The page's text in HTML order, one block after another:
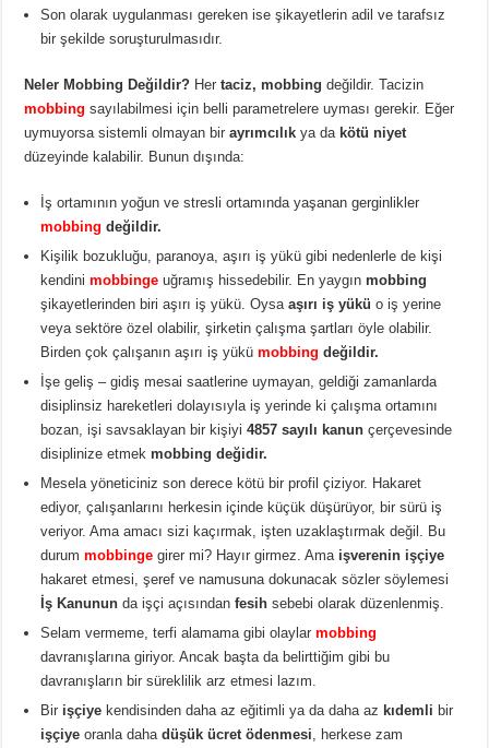
Son olarak uygulanması gereken ise şikayetlerin adil ve tarafsız
bir şekilde soruşturulmasıdır.
Neler Mobbing Değildir? Hertaciz, mobbing değildir. Tacizin
mobbing sayılabilmesi için belli parametrelere uyması gerekir. Eğer
uymuyorsa sistemli olmayan birayrımcılık ya da kötü niyet
düzeyinde kalabilir. Bunun dışında:
İş ortamının yoğun ve stresli ortamında yaşanan gerginlikler
mobbing değildir.
Kişilik bozukluğu, paranoya, aşırı iş yükü gibi nedenlerle de kişi
kendinimobbinge uğramış hissedebilir. En yaygınmobbing
şikayetlerinden biri aşırı iş yükü. Oysaaşırı iş yükü o iş yerine
veya sektöre özel olabilir, şirketin çalışma şartları öyle olabilir.
Birden çok çalışanın aşırı iş yükümobbing değildir.
İşe geliş – gidiş mesai saatlerine uymayan, geldiği zamanlarda
disiplinsiz hareketleri dolayısıyla iş yerinde ki çalışma ortamını
bozan, işi savsaklayan bir kişiyi4857 sayılı kanun çerçevesinde
disiplinize etmekmobbing değidir.
Mesela yöneticiniz son derece kötü bir profil çiziyor. Hakaret
ediyor, çalışanlarını herkesin içinde küçük düşürüyor, bir sürü iş
veriyor. Ama amacı sizi kaçırmak, işten uzaklaştırmak değil. Bu
durummobbinge girer mi? Hayır girmez. Amaişverenin işçiye
hakaret etmesi, şeref ve namusuna dokunacak sözler söylemesi
İş Kanununda işçi açısındanfesih sebebi olarak düzenlenmiş.
Selam vermeme, terfi alamama gibi olaylarmobbing
davranışlarına giriyor. Ancak başta da belirttiğim gibi bu
davranışların bir süreklilik arz etmesi lazım.
Bir işçiye kendisinden daha az eğitimli ya da daha az kıdemli bir
işçiye oranla dahadüşük ücret ödenmesi, herkese zam